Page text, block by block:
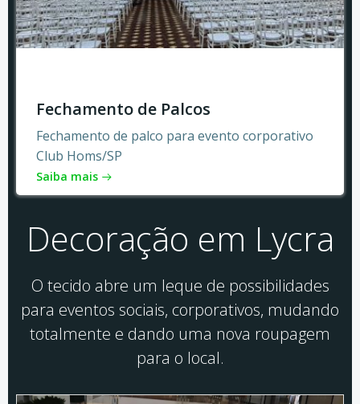
Fechamento de Palcos
Fechamento de palco para evento corporativo
Club Homs/SP
Saiba mais
Decoração em Lycra
O tecido abre um leque de possibilidades
para eventos sociais, corporativos, mudando
totalmente e dando uma nova roupagem
para o local.